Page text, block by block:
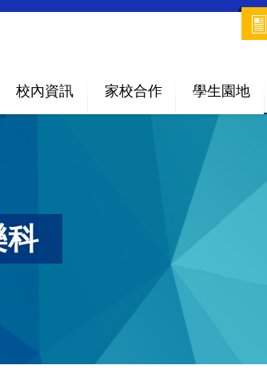
校內資訊 家校合作 學生園地
科